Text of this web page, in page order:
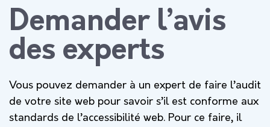
Demander l’avis
des experts
Vous pouvez demander à un expert de faire l’audit
de votre site web pour savoir s’il est conforme aux
standards de l’accessibilité web. Pour ce faire, il